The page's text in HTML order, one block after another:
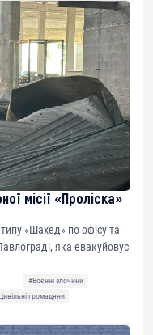
місії «Проліска»
«Шахед» по офісу та
яка евакуйовує
#Воєнні злочини
громадяни